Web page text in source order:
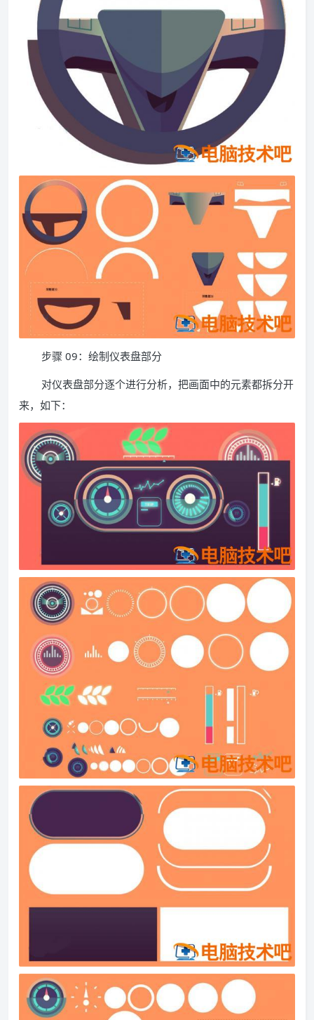
步骤 09：绘制仪表盘部分
对仪表盘部分逐个进行分析，把画面中的元素都拆分开
来，如下：